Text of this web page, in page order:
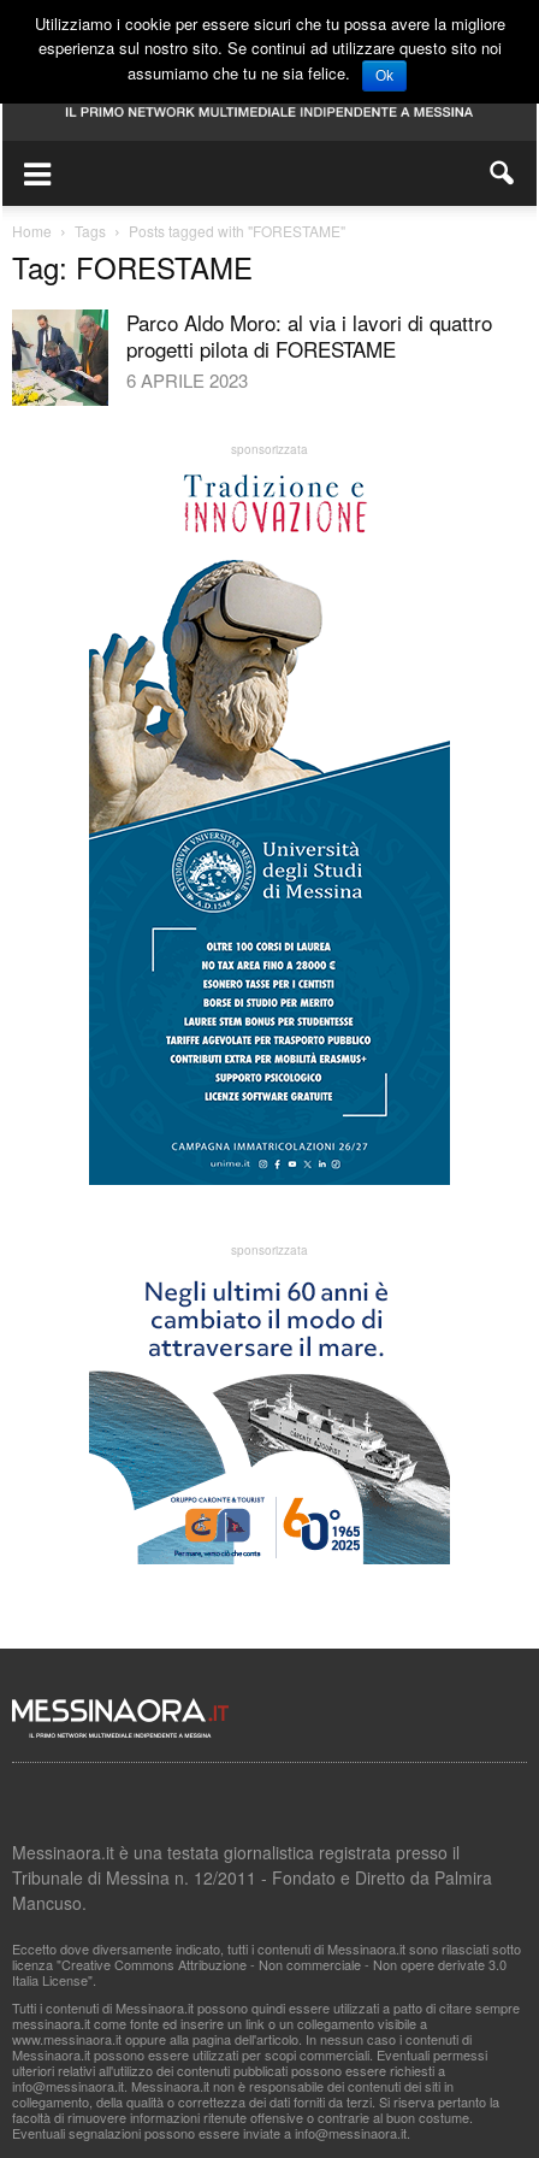
Home Tags Posts tagged with "FORESTAME"
Tag: FORESTAME
Parco Aldo Moro: al via i lavori di quattro
progetti pilota di FORESTAME
6 APRILE 2023
sponsorizzata
sponsorizzata
Messinaora.it è una testata giornalistica registrata presso il
Tribunale di Messina n. 12/2011 - Fondato e Diretto da Palmira
Mancuso.
Eccetto dove diversamente indicato, tutti i contenuti di Messinaora.it sono rilasciati sotto
licenza "Creative Commons Attribuzione - Non commerciale - Non opere derivate 3.0
Italia License".
Tutti i contenuti di Messinaora.it possono quindi essere utilizzati a patto di citare sempre
messinaora.it come fonte ed inserire un link o un collegamento visibile a
www.messinaora.it oppure alla pagina dell'articolo. In nessun caso i contenuti di
Messinaora.it possono essere utilizzati per scopi commerciali. Eventuali permessi
ulteriori relativi all'utilizzo dei contenuti pubblicati possono essere richiesti a
info@messinaora.it . Messinaora.it non è responsabile dei contenuti dei siti in
collegamento, della qualità o correttezza dei dati forniti da terzi. Si riserva pertanto la
facoltà di rimuovere informazioni ritenute offensive o contrarie al buon costume.
Eventuali segnalazioni possono essere inviate ainfo@messinaora.it
Utilizziamo i cookie per essere sicuri che tu possa avere la migliore
esperienza sul nostro sito. Se continui ad utilizzare questo sito noi
assumiamo che tu ne sia felice.
Ok